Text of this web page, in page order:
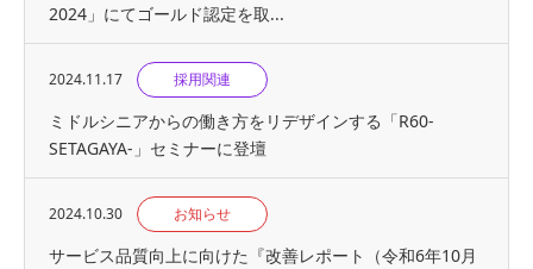
2024」にてゴールド認定を取...
2024.11.17 採用関連
ミドルシニアからの働き方をリデザインする「R60-
SETAGAYA-」セミナーに登壇
2024.10.30 お知らせ
サービス品質向上に向けた『改善レポート（令和6年10月